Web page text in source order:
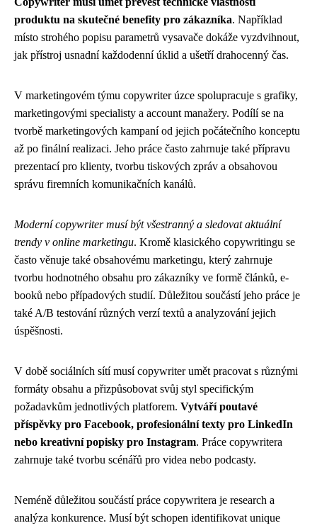
produktu na skutečné benefity pro zákazníka. Například
místo strohého popisu parametrů vysavače dokáže vyzdvihnout,
jak přístroj usnadní každodenní úklid a ušetří drahocenný čas.
V marketingovém týmu copywriter úzce spolupracuje s grafiky,
marketingovými specialisty a account manažery. Podílí se na
tvorbě marketingových kampaní od jejich počátečního konceptu
až po finální realizaci. Jeho práce často zahrnuje také přípravu
prezentací pro klienty, tvorbu tiskových zpráv a obsahovou
správu firemních komunikačních kanálů.
Moderní copywriter musí být všestranný a sledovat aktuální
trendy v online marketingu. Kromě klasického copywritingu se
často věnuje také obsahovému marketingu, který zahrnuje
tvorbu hodnotného obsahu pro zákazníky ve formě článků, e-
booků nebo případových studií. Důležitou součástí jeho práce je
také A/B testování různých verzí textů a analyzování jejich
úspěšnosti.
V době sociálních sítí musí copywriter umět pracovat s různými
formáty obsahu a přizpůsobovat svůj styl specifickým
požadavkům jednotlivých platforem. Vytváří poutavé
příspěvky pro Facebook, profesionální texty pro LinkedIn
nebo kreativní popisky pro Instagram. Práce copywritera
zahrnuje také tvorbu scénářů pro videa nebo podcasty.
Neméně důležitou součástí práce copywritera je research a
analýza konkurence. Musí být schopen identifikovat unique